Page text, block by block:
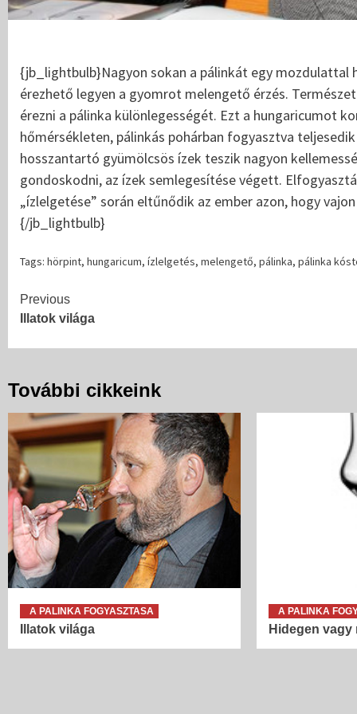
{jb_lightbulb}Nagyon sokan a pálinkát egy mozdulattal
érezhető legyen a gyomrot melengető érzés.
érezni a pálinka különlegességét. Ezt a hungaricumot
hőmérsékleten, pálinkás pohárban fogyasztva
hosszantartó gyümölcsös ízek teszik nagyon
gondoskodni, az ízek semlegesítése végett.
„ízlelgetése” során eltűnődik az ember azon, hogy
{/jb_lightbulb}
Tags: hörpint, hungaricum, ízlelgetés, melengető, pálinka, pálinka
Continue
Reading
Previous
Illatok világa
További cikkeink
A PALINKA FOGYASZTASA
Illatok világa
A PALINKA
Hidegen vagy